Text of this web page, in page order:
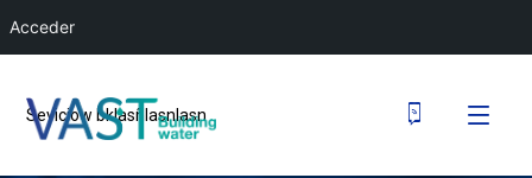
Acceder
Seviciow bklasñlasnlasn